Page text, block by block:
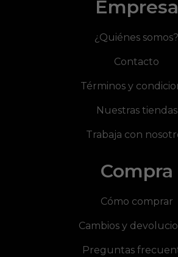
Empresa
¿Quiénes somos?
Contacto
Términos y
Nuestras tiendas
Trabaja con
Compra
Cómo comprar
Cambios y
Preguntas